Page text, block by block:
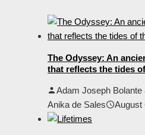
The Odyssey: An
that reflects the tides
Adam Joseph Bolante
Anika de Sales
August